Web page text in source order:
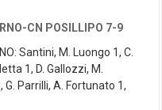
CN POSILLIPO 7-9
Santini, M. Luongo 1, C.
1, D. Gallozzi, M.
G. Parrilli, A. Fortunato 1,